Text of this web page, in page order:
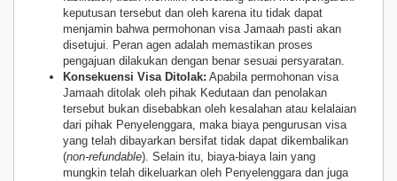
keputusan tersebut dan oleh karena itu tidak dapat
menjamin bahwa permohonan visa Jamaah pasti akan
disetujui. Peran agen adalah memastikan proses
pengajuan dilakukan dengan benar sesuai persyaratan.
Konsekuensi Visa Ditolak: Apabila permohonan visa
Jamaah ditolak oleh pihak Kedutaan dan penolakan
tersebut bukan disebabkan oleh kesalahan atau kelalaian
dari pihak Penyelenggara, maka biaya pengurusan visa
yang telah dibayarkan bersifat tidak dapat dikembalikan
(non-refundable). Selain itu, biaya-biaya lain yang
mungkin telah dikeluarkan oleh Penyelenggara dan juga